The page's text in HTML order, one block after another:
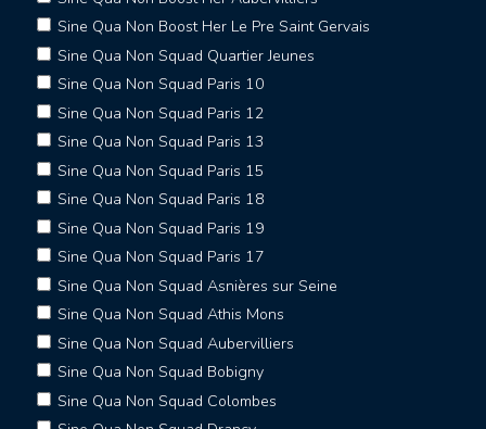
Sine Qua Non Boost Her Le Pre Saint Gervais
Sine Qua Non Squad Quartier Jeunes
Sine Qua Non Squad Paris 10
Sine Qua Non Squad Paris 12
Sine Qua Non Squad Paris 13
Sine Qua Non Squad Paris 15
Sine Qua Non Squad Paris 18
Sine Qua Non Squad Paris 19
Sine Qua Non Squad Paris 17
Sine Qua Non Squad Asnières sur Seine
Sine Qua Non Squad Athis Mons
Sine Qua Non Squad Aubervilliers
Sine Qua Non Squad Bobigny
Sine Qua Non Squad Colombes